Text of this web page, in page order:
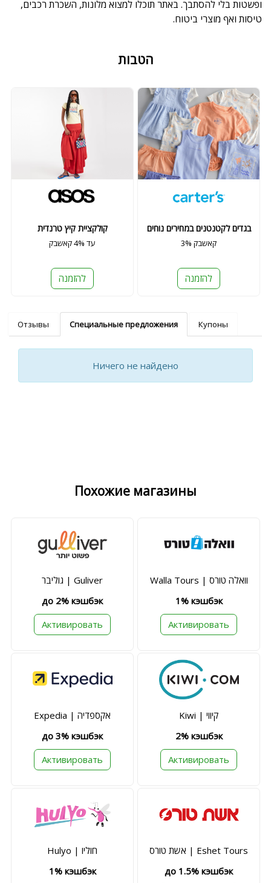
ופשטות בלי להסתבך. באתר תוכלו למצוא מלונות, השכרת רכבים,
טיסות ואף מוצרי ביטוח.
הטבות
קולקציית קיץ טרנדית
עד 4% קאשבק
להזמנה
בגדים לקטנטנים במחירים נוחים
3% קאשבק
להזמנה
Отзывы Специальные предложения Купоны
Ничего не найдено
Похожие магазины
גוליבר | Guliver
до 2% кэшбэк
Активировать
Walla Tours | וואלה טורס
1% кэшбэк
Активировать
Expedia | אקספדיה
до 3% кэшбэк
Активировать
Kiwi | קיווי
2% кэшбэк
Активировать
Hulyo | חוליו
1% кэшбэк
אשת טורס | Eshet Tours
до 1.5% кэшбэк